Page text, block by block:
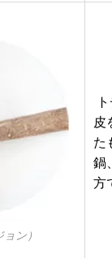
ン）
皮
た
鍋
方